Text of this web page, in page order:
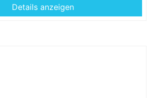
Details anzeigen